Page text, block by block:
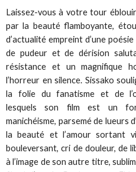
Laissez-vous à votre tour
par la beauté flamboyante,
d’actualité empreint d’une
de pudeur et de dérision
résistance et un magnifique
l’horreur en silence. Sissako
la folie du fanatisme et de
lesquels son film est un
manichéisme, parsemé de lueurs
la beauté et l’amour sortant
bouleversant, cri de douleur, de
à l’image de son autre titre,